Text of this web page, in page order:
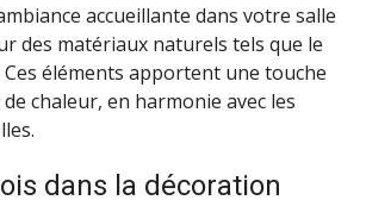
accueillante dans votre salle
des matériaux naturels tels que le
éléments apportent une touche
chaleur, en harmonie avec les
dans la décoration